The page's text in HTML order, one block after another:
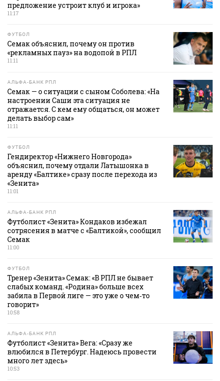
предложение устроит клуб и игрока»
11:17
ФУТБОЛ
Семак объяснил, почему он против
«рекламных пауз» на водопой в РПЛ
11:11
АЛЬФА-БАНК РПЛ
Семак — о ситуации с сыном Соболева: «На
настроении Саши эта ситуация не
отражается. С кем ему общаться, он может
делать выбор сам»
11:11
ФУТБОЛ
Гендиректор «Нижнего Новгорода»
объяснил, почему отдали Латышонка в
аренду «Балтике» сразу после перехода из
«Зенита»
11:01
АЛЬФА-БАНК РПЛ
Футболист «Зенита» Кондаков избежал
сотрясения в матче с «Балтикой», сообщил
Семак
11:00
ФУТБОЛ
Тренер «Зенита» Семак: «В РПЛ не бывает
слабых команд. «Родина» больше всех
забила в Первой лиге — это уже о чем‑то
говорит»
10:58
АЛЬФА-БАНК РПЛ
Футболист «Зенита» Вега: «Сразу же
влюбился в Петербург. Надеюсь провести
много лет здесь»
10:53